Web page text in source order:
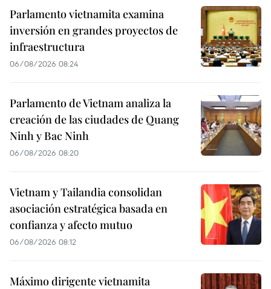
Parlamento vietnamita examina
inversión en grandes proyectos de
infraestructura
06/08/2026 08:24
Parlamento de Vietnam analiza la
creación de las ciudades de Quang
Ninh y Bac Ninh
06/08/2026 08:20
Vietnam y Tailandia consolidan
asociación estratégica basada en
confianza y afecto mutuo
06/08/2026 08:12
Máximo dirigente vietnamita